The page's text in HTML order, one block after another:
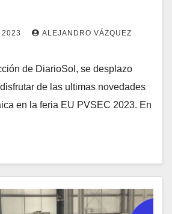
2023 ALEJANDRO VÁZQUEZ
de DiarioSol, se desplazo
de las ultimas novedades
en la feria EU PVSEC 2023. En